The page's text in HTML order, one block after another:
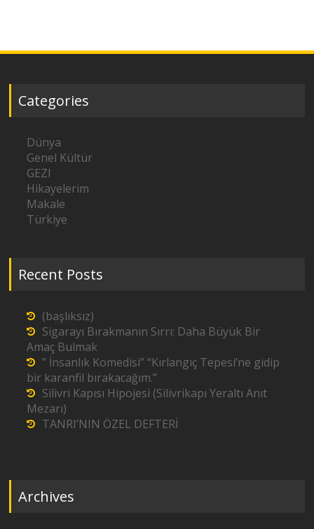
Categories
Dünya
Genel Kültür
GEZI
Hikayelerim
Makale
Türkiye
Recent Posts
(başlıksız)
Sigarayı Bırakmanın Sırrı: Daha Büyük Bir
Amaç Bulmak
” İnsanlık Komedisi” “Kırlangıç Tepesi’ne gidip
bir karanfil bırakacağım.”
Silivri Kapısı Hipojesi (Silivrikapı Yeraltı Anıt
Mezarı)
TANRI’NIN ÖZEL DEFTERİ
Archives